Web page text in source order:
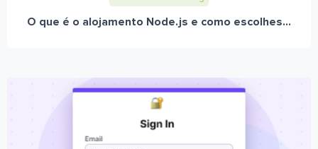
O que é o alojamento Node.js e como escolhes...